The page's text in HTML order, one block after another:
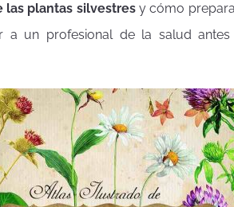
las plantas silvestresy cómo
a un profesional de la salud